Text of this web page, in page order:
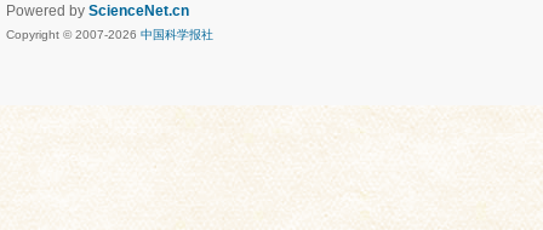
Powered by ScienceNet.cn
Copyright © 2007-2026 中国科学报社